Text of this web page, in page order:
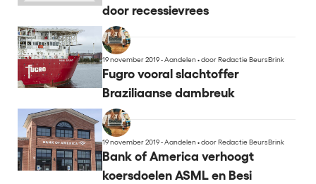
door recessievrees
19 november 2019 - Aandelen•door Redactie BeursBrink
Fugro vooral slachtoffer
Braziliaanse dambreuk
19 november 2019 - Aandelen•door Redactie BeursBrink
Bank of America verhoogt
koersdoelen ASML en Besi